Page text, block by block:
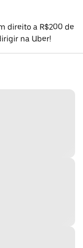
direito a R$200 de
na Uber!